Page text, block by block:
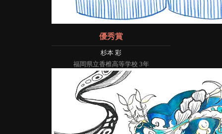
優秀賞
杉本 彩
福岡県立香椎高等学校 3年